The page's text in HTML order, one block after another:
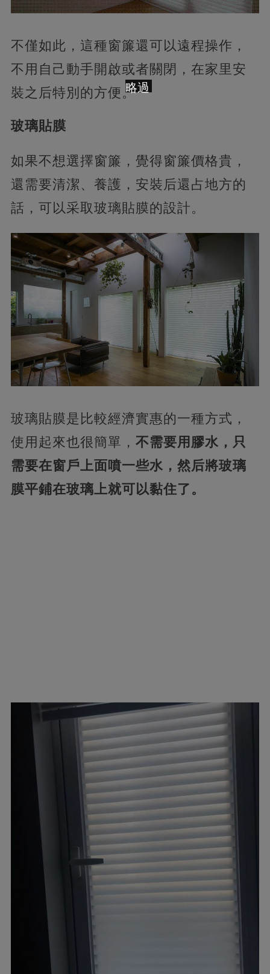
不僅如此，這種窗簾還可以遠程操作，
不用自己動手開啟或者關閉，在家里安
裝之后特別的方便。
玻璃貼膜
如果不想選擇窗簾，覺得窗簾價格貴，
還需要清潔、養護，安裝后還占地方的
話，可以采取玻璃貼膜的設計。
玻璃貼膜是比較經濟實惠的一種方式，
使用起來也很簡單， 不需要用膠水，只
需要在窗戶上面噴一些水，然后將玻璃
膜平鋪在玻璃上就可以黏住了。
略過